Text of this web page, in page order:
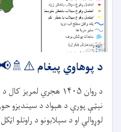
د پوهاوي پیغام
د روان ۱۴۰۵ هجري لمریز کال
نېټې پورې د هېواد د سیندیزو
لوړوالي او د سېلابونو د راوتلو اټکل.